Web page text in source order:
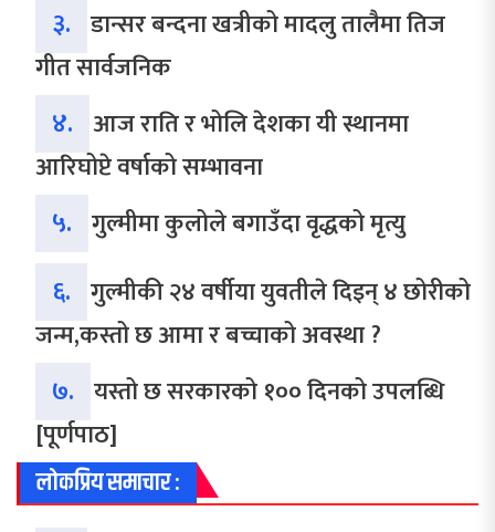
३. डान्सर बन्दना खत्रीको मादलु तालैमा तिज
गीत सार्वजनिक
४. आज राति र भोलि देशका यी स्थानमा
आरिघोप्टे वर्षाको सम्भावना
५. गुल्मीमा कुलोले बगाउँदा वृद्धको मृत्यु
६. गुल्मीकी २४ वर्षीया युवतीले दिइन् ४ छोरीको
जन्म,कस्तो छ आमा र बच्चाको अवस्था ?
७. यस्तो छ सरकारको १०० दिनको उपलब्धि
[पूर्णपाठ]
लोकप्रिय समाचार :